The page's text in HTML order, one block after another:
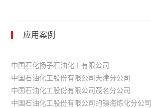
应用案例
中国石化扬子石油化工有限公司
中国石油化工股份有限公司天津分公司
中国石油化工股份有限公司茂名分公司
中国石油化工股份有限公司的镇海炼化分公司